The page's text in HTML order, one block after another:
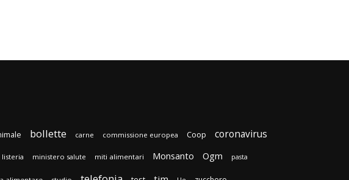
bollette carne commissione europea Coop coronavirus
listeria ministero salute miti alimentari Monsanto Ogm pasta